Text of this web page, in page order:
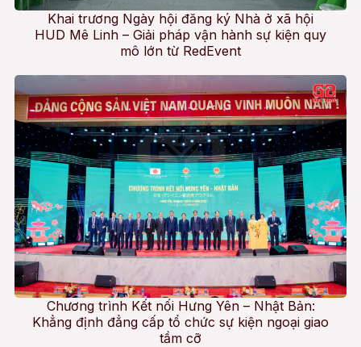
Khai trương Ngày hội đăng ký Nhà ở xã hội
HUD Mê Linh – Giải pháp vận hành sự kiện quy
mô lớn từ RedEvent
Chương trình Kết nối Hưng Yên – Nhật Bản:
Khẳng định đẳng cấp tổ chức sự kiện ngoại giao
tầm cỡ